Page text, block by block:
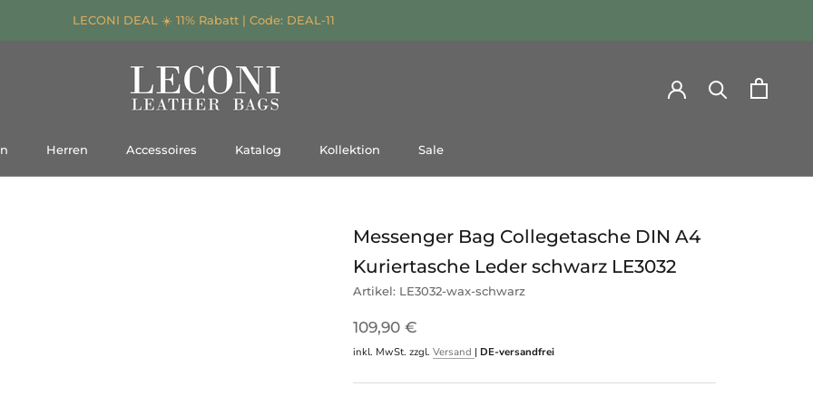
LECONI DEAL ☀️ 11% Rabatt | Code: DEAL-11
Herren Accessoires
Katalog
Kollektion
Sale
Messenger Bag Collegetasche DIN A4
Kuriertasche Leder schwarz LE3032
Artikel: LE3032-wax-schwarz
109,90 €
inkl. MwSt. zzgl. Versand | DE-versandfrei